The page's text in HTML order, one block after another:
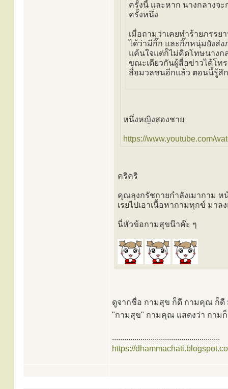
ครั้งนี้ และหาก นางกลางจ
ครั้งหนึ่ง
เมื่อถามว่าเคยทำร้ายภรร
ได้ว่ามีกิ๊ก และกิ๊กหนุ่มยังส่ง
แค้นใจแต่ก็ไม่คิดโทษนางก
ขณะเดียวกันผู้สื่อข่าวได้โ
สื่อมวลชนอีกแล้ว ตอนนี้รู้สึ
หนึ่งหญิงสองชาย
https://www.youtube.com/
คริคริ
คุณลุงกรัชกายกำลังเมากาม ห
เรยไปเอาเนื้อหากามทุกข์ มา
นี่หัวข้อกามสุขน๊าค๊ะ ๆ
ดูจากชื่อ กามสุข ก็ดี กามคุณ ก็ดี
"กามสุข" กามคุณ แสดงว่า กาม
.....................................................
https://